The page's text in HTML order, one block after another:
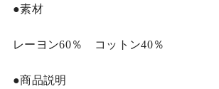
●素材
レーヨン60％ コットン40％
●商品説明